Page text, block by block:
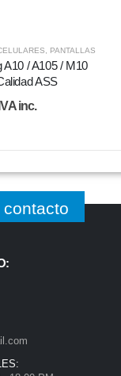
, PANTALLAS
/ A105 / M10
ASS
IVA inc.